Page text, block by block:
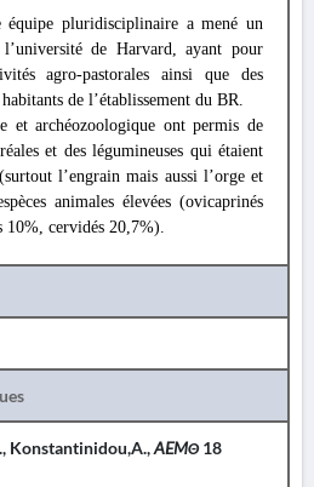
pluridisciplinaire a mené un
de Harvard, ayant pour
agro-pastorales ainsi que des
de l’établissement du BR.
et archéozoologique ont permis de
et des légumineuses qui étaient
l’engrain mais aussi l’orge et
animales élevées (ovicaprinés
10%, cervidés 20,7%).
Konstantinidou,A.,AEMΘ18